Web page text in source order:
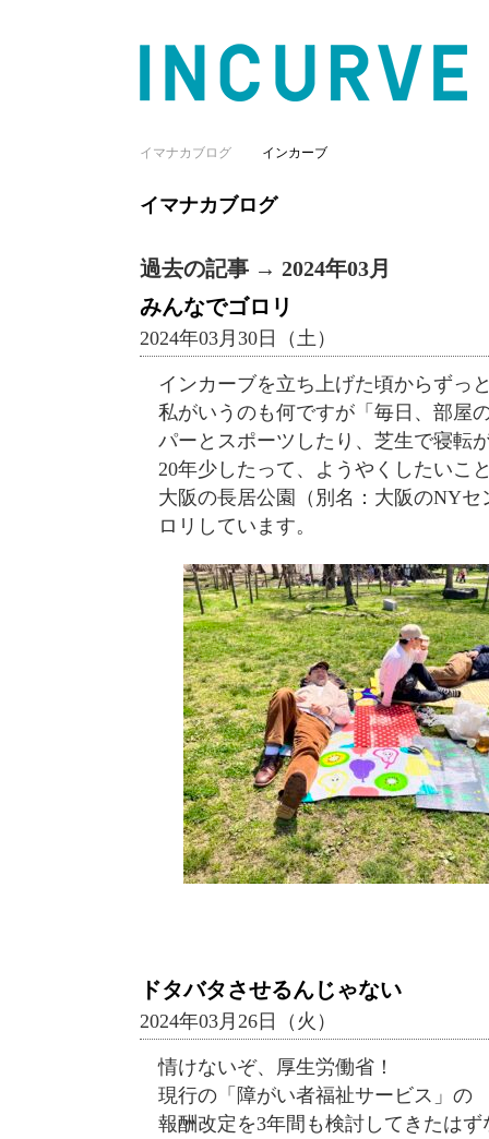
イマナカブログ
イマナカブログ インカーブ
過去の記事 → 2024年03月
みんなでゴロリ
2024年03月30日（土）
インカーブを立ち上げた頃からずっ
私がいうのも何ですが「毎日、部屋
パーとスポーツしたり、芝生で寝転
20年少したって、ようやくしたいこ
大阪の長居公園（別名：大阪のNY
ロリしています。
ドタバタさせるんじゃない
2024年03月26日（火）
情けないぞ、厚生労働省！
現行の「障がい者福祉サービス」の
報酬改定を3年間も検討してきたはず